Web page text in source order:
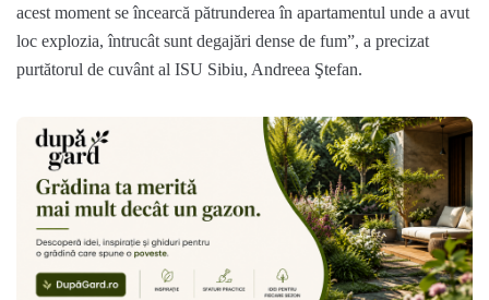
acest moment se încearcă pătrunderea în apartamentul unde a avut
loc explozia, întrucât sunt degajări dense de fum”, a precizat
purtătorul de cuvânt al ISU Sibiu, Andreea Ştefan.